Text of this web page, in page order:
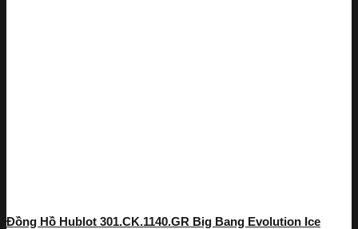
Đồng Hồ Hublot 301.CK.1140.GR Big Bang Evolution Ice